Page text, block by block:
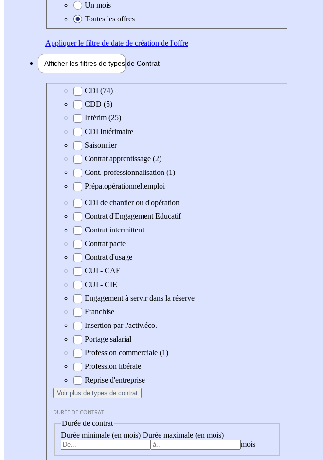
Un mois
Toutes les offres
Appliquerle filtre de date de création de l'offre
Afficher les filtres de types de Contrat
Type de contratCDI (74)
CDD (5)
Intérim (25)
CDI Intérimaire
Saisonnier
Contrat apprentissage (2)
Cont. professionnalisation (1)
Prépa.opérationnel.emploi
CDI de chantier ou d'opération
Contrat d'Engagement Educatif
Contrat intermittent
Contrat pacte
Contrat d'usage
CUI - CAE
CUI - CIE
Engagement à servir dans la réserve
Franchise
Insertion par l'activ.éco.
Portage salarial
Profession commerciale (1)
Profession libérale
Reprise d'entreprise
Voir plus de types de contrat
DURÉE DE CONTRAT
Durée de contrat
Durée minimale (en mois) Durée maximale (en mois)
mois